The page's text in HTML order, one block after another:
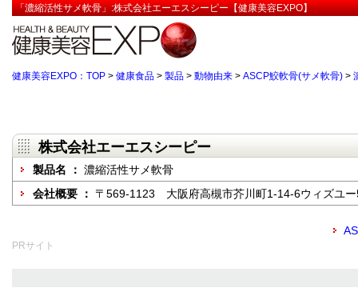
「濃縮活性サメ軟骨」:株式会社エーエスシーピー【健康美容EXPO】
健康美容EXPO：TOP > 健康食品 > 製品 > 動物由来 > ASCP鮫軟骨(サメ軟骨) >
株式会社エーエスシーピー
製品名 ： 濃縮活性サメ軟骨
会社概要 ： 〒569-1123 大阪府高槻市芥川町1-14-6ウィズユ
PRサイト